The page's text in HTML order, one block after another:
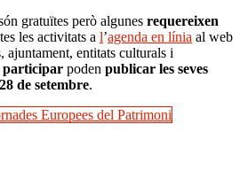
gratuïtes però algunes requereixen
les activitats a l’agenda en línia al web
ajuntament, entitats culturals i
participar poden publicar les seves
28 de setembre.
Europees del Patrimoni